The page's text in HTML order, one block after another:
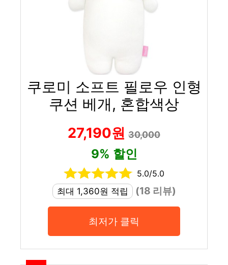
쿠로미 소프트 필로우 인형
쿠션 베개, 혼합색상
27,190원 30,000
9% 할인
5.0/5.0
최대 1,360원 적립
(18 리뷰)
최저가 클릭